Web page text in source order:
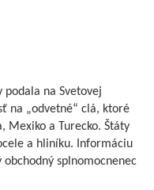
podala na Svetovej
na „odvetné“ clá, ktoré
Mexiko a Turecko. Štáty
a hliníku. Informáciu
splnomocnenec